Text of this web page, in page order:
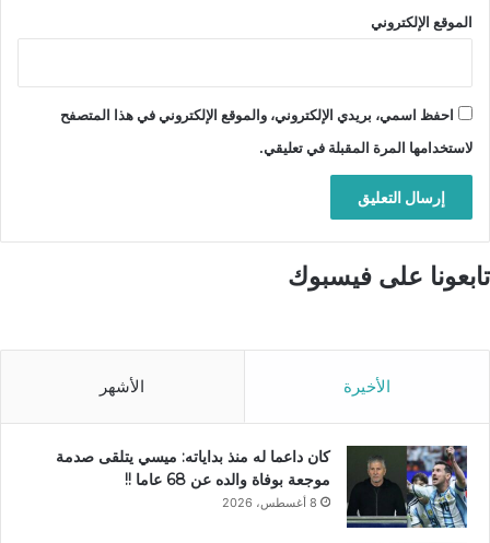
الموقع الإلكتروني
احفظ اسمي، بريدي الإلكتروني، والموقع الإلكتروني في هذا المتصفح
لاستخدامها المرة المقبلة في تعليقي.
تابعونا على فيسبوك
الأخيرة الأشهر
كان داعما له منذ بداياته: ميسي يتلقى صدمة
موجعة بوفاة والده عن 68 عاما !!
8 أغسطس، 2026